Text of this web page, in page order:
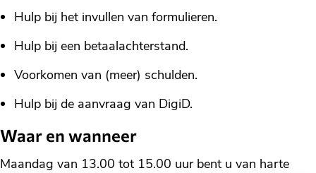
Hulp bij het invullen van formulieren.
Hulp bij een betaalachterstand.
Voorkomen van (meer) schulden.
Hulp bij de aanvraag van DigiD.
Waar en wanneer
Maandag van 13.00 tot 15.00 uur bent u van harte